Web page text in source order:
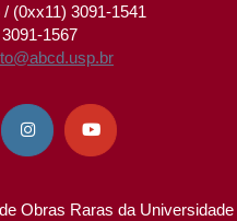
(0xx11) 3091-1541
1567
 
Obras Raras da Universidade